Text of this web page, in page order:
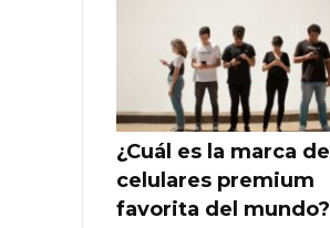
¿Cuál es la marca de
celulares premium
favorita del mundo?